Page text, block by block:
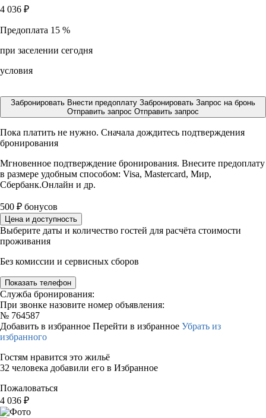
4 036 ₽
Предоплата 15 %
при заселении сегодня
условия
Забронировать Внести предоплату Забронировать Запрос на бронь
Отправить запрос Отправить запрос
Пока платить не нужно. Сначала дождитесь подтверждения
бронирования
Мгновенное подтверждение бронирования. Внесите предоплату
в размере удобным способом: Visa, Mastercard, Мир,
Сбербанк.Онлайн и др.
500 ₽ бонусов
Цена и доступность
Выберите даты и количество гостей для расчёта стоимости
проживания
Без комиссии и сервисных сборов
Показать телефон
Служба бронирования:
При звонке назовите номер объявления:
№ 764587
Добавить в избранное Перейти в избранное Убрать из
избранного
Гостям нравится это жильё
32 человека добавили его в Избранное
Пожаловаться
4 036 ₽